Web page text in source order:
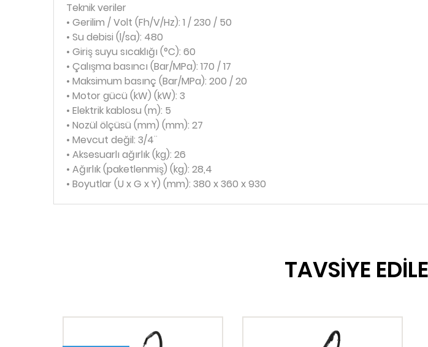
Teknik veriler
• Gerilim / Volt (Fh/V/Hz): 1 / 230 / 50
• Su debisi (l/sa): 480
• Giriş suyu sıcaklığı (°C): 60
• Çalışma basıncı (Bar/MPa): 170 / 17
• Maksimum basınç (Bar/MPa): 200 / 20
• Motor gücü (kW) (kW): 3
• Elektrik kablosu (m): 5
• Nozül ölçüsü (mm) (mm): 27
• Mevcut değil: 3/4¨
• Aksesuarlı ağırlık (kg): 26
• Ağırlık (paketlenmiş) (kg): 28,4
• Boyutlar (U x G x Y) (mm): 380 x 360 x 930
TAVSİYE